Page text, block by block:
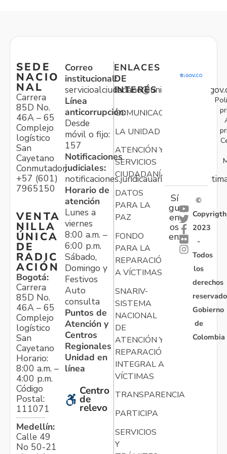
SEDE
NACIO
NAL
Carrera
85D No.
46A – 65
Complejo
logístico
San
Cayetano
Conmutador:
+57 (601)
7965150
VENTA
NILLA
ÚNICA
DE
RADIC
ACIÓN
Bogotá:
Carrera
85D No.
46A – 65
Complejo
logístico
San
Cayetano
Horario:
8:00 a.m. –
4:00 p.m.
Código
Postal:
111071
Medellín:
Calle 49
No 50-21
Correo
institucional:
Línea
anticorrupción:
Desde
móvil o fijo:
157
Notificaciones
judiciales:
Horario de
atención
Lunes a
viernes
8:00 a.m. –
6:00 p.m.
Sábado,
Domingo y
Festivos
Auto
consulta
Puntos de
Atención y
Centros
Regionales
Unidad en
línea
Centro
de
relevo
ENLACES
DE
INTERÉS
COMUNICACIONES
LA UNIDAD
ATENCIÓN Y
SERVICIOS
CIUDADANÍA
DATOS
PARA LA
PAZ
FONDO
PARA LA
REPARACIÓN
A VÍCTIMAS
SNARIV-
SISTEMA
NACIONAL
DE
ATENCIÓN Y
REPARACIÓN
INTEGRAL A
VÍCTIMAS
TRANSPARENCIA
PARTICIPA
SERVICIOS
Y
Sí
gu
en
os
en:
©
Copyrigth
2023
-
Todos
los
derechos
Gobierno
de
Colombia